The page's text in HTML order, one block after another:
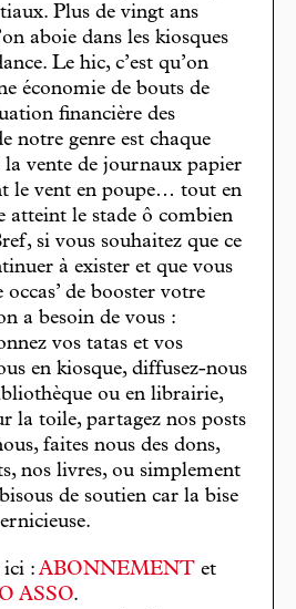
Plus de vingt ans
aboie dans les kiosques
Le hic, c’est qu’on
économie de bouts de
financière des
notre genre est chaque
vente de journaux papier
le vent en poupe… tout en
atteint le stade ô combien
si vous souhaitez que ce
à exister et que vous
de booster votre
a besoin de vous :
vos tatas et vos
en kiosque, diffusez-nous
ou en librairie,
la toile, partagez nos posts
faites nous des dons,
nos livres, ou simplement
de soutien car la bise
ici : ABONNEMENT et
ASSO.